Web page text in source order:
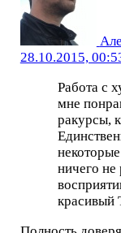
28.10.2015,
Работа с
мне
ракурсы,
ничего не
красивый